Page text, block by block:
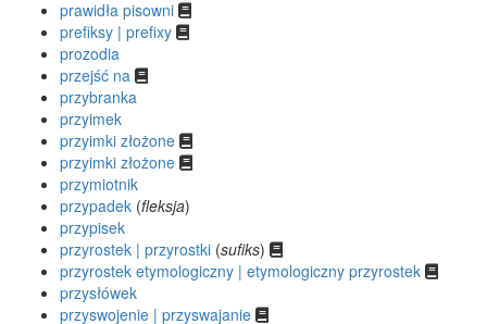
prawidła pisowni
prefiksy | prefixy
prozodia
przejść na
przybranka
przyimek
przyimki złożone
przyimki złożone
przymiotnik
przypadek (fleksja)
przypisek
przyrostek | przyrostki (sufiks)
przyrostek etymologiczny | etymologiczny przyrostek
przysłówek
przyswojenie | przyswajanie